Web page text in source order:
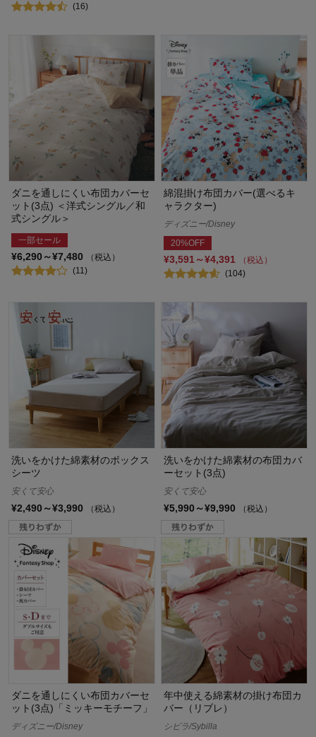
(16)
ダニを通しにくい布団カバーセ
ット(3点) ＜洋式シングル／和
式シングル＞
一部セール
¥6,290～¥7,480
（税込）
(11)
綿混掛け布団カバー(選べるキ
ャラクター)
ディズニー/Disney
20%OFF
¥3,591～¥4,391
（税込）
(104)
洗いをかけた綿素材のボックス
シーツ
安くて安心
¥2,490～¥3,990 （税込）
洗いをかけた綿素材の布団カバ
ーセット(3点)
安くて安心
¥5,990～¥9,990 （税込）
ダニを通しにくい布団カバーセ
ット(3点)「ミッキーモチーフ」
ディズニー/Disney
年中使える綿素材の掛け布団カ
バー（リブレ）
シビラ/Sybilla